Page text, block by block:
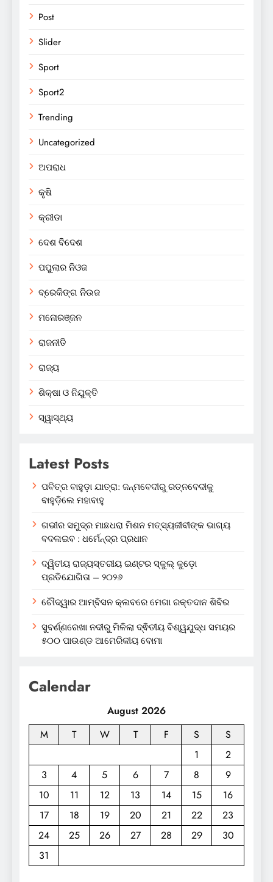
Post
Slider
Sport
Sport2
Trending
Uncategorized
ଅପରାଧ
କୃଷି
କ୍ରୀଡା
ଦେଶ ବିଦେଶ
ପପୁଲାର ନିଓଜ
ବ୍ରେକିଙ୍ଗ ନିଉଜ
ମନୋରଞ୍ଜନ
ରାଜନୀତି
ରାଜ୍ୟ
ଶିକ୍ଷା ଓ ନିଯୁକ୍ତି
ସ୍ୱାସ୍ଥ୍ୟ
Latest Posts
ପବିତ୍ର ବାହୁଡ଼ା ଯାତ୍ରା: ଜନ୍ମବେଦୀରୁ ରତ୍ନବେଦୀକୁ
ବାହୁଡ଼ିଲେ ମହାବାହୁ
ଗଭୀର ସମୁଦ୍ର ମାଛଧରା ମିଶନ ମତ୍ସ୍ୟଜୀବୀଙ୍କ ଭାଗ୍ୟ
ବଦଳାଇବ : ଧର୍ମେନ୍ଦ୍ର ପ୍ରଧାନ
ଦ୍ୱିତୀୟ ରାଜ୍ୟସ୍ତରୀୟ ଇଣ୍ଟର ସ୍କୁଲ୍ କୁଡ଼ୋ
ପ୍ରତିଯୋଗିତା – ୨୦୨୬
ଚୌଦ୍ୱାର ଆମ୍ବିସନ କ୍ଲବରେ ମେଗା ରକ୍ତଦାନ ଶିବିର
ସୁବର୍ଣ୍ଣରେଖା ନଦୀରୁ ମିଳିଲା ଦ୍ଵିତୀୟ ବିଶ୍ୱଯୁଦ୍ଧ ସମୟର
୫୦୦ ପାଉଣ୍ଡ ଆମେରିକୀୟ ବୋମା
Calendar
August 2026
M
T W T F S
S
1
2
3
4 5 6 7 8
9
10
11 12 13 14 15
16
17
18 19 20 21 22
23
24
25 26 27 28 29
30
31